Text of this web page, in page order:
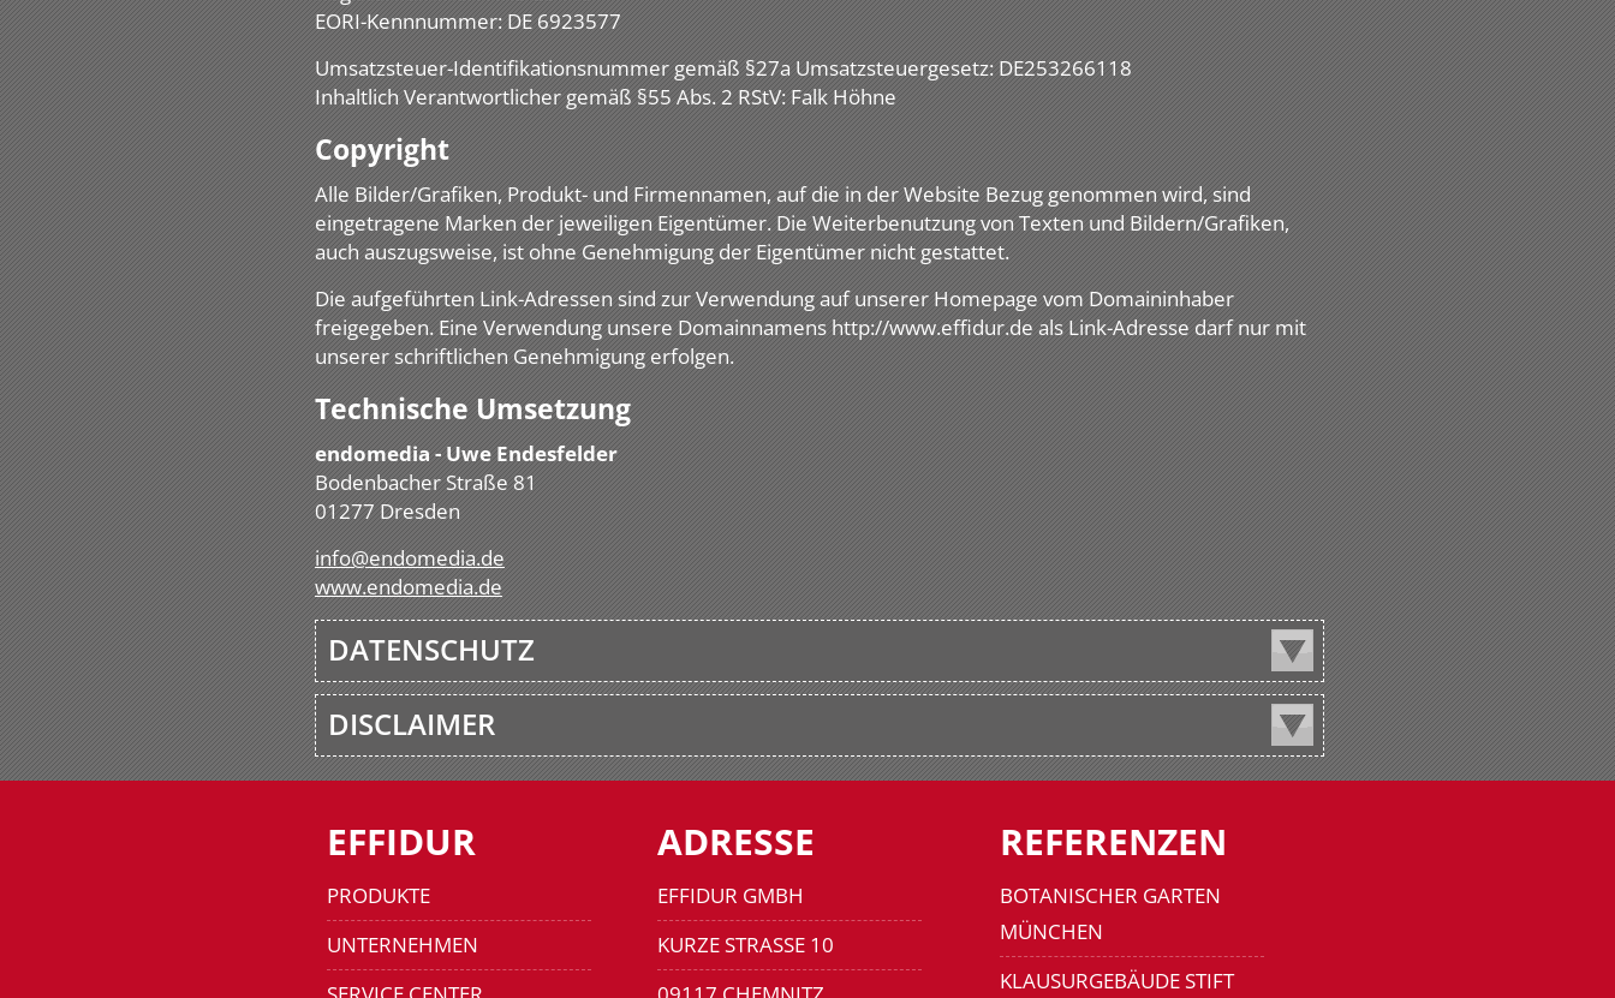
EORI-Kennnummer: DE 6923577
Umsatzsteuer-Identifikationsnummer gemäß §27a Umsatzsteuergesetz: DE253266118
Inhaltlich Verantwortlicher gemäß §55 Abs. 2 RStV: Falk Höhne
Copyright
Alle Bilder/Grafiken, Produkt- und Firmennamen, auf die in der Website Bezug genommen wird, sind
eingetragene Marken der jeweiligen Eigentümer. Die Weiterbenutzung von Texten und Bildern/Grafiken,
auch auszugsweise, ist ohne Genehmigung der Eigentümer nicht gestattet.
Die aufgeführten Link-Adressen sind zur Verwendung auf unserer Homepage vom Domaininhaber
freigegeben. Eine Verwendung unsere Domainnamens http://www.effidur.de als Link-Adresse darf nur mit
unserer schriftlichen Genehmigung erfolgen.
Technische Umsetzung
endomedia - Uwe Endesfelder
Bodenbacher Straße 81
01277 Dresden
info@endomedia.de
www.endomedia.de
DATENSCHUTZ
DISCLAIMER
EFFIDUR
PRODUKTE
UNTERNEHMEN
ADRESSE
EFFIDUR GMBH
KURZE STRASSE 10
REFERENZEN
BOTANISCHER GARTEN
MÜNCHEN
KLAUSURGEBÄUDE STIFT